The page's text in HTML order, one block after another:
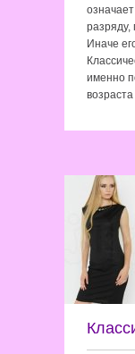
разряду,
Иначе
именно